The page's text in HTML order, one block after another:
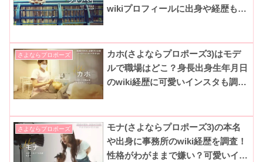
wikiプロフィールに出身や経歴も調
さよならプロポーズ
カホ(さよならプロポーズ3)はモデ
ルで職場はどこ？身長出身生年月日
のwiki経歴に可愛いインスタも調
さよならプロポーズ
モナ(さよならプロポーズ3)の本名
や出身に事務所のwiki経歴を調査！
性格がわがままで嫌い？可愛いイン